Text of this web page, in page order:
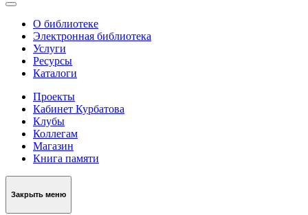
О библиотеке
Электронная библиотека
Услуги
Ресурсы
Каталоги
Проекты
Кабинет Курбатова
Клубы
Коллегам
Магазин
Книга памяти
Закрыть меню